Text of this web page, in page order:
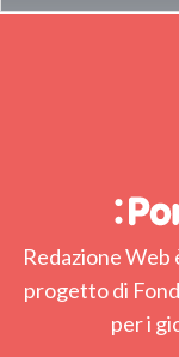
Redazione Web
progetto di
per i